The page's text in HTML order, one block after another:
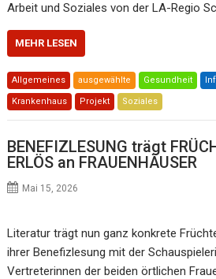
Arbeit und Soziales von der LA-Regio
MEHR LESEN
Allgemeines ausgewählte Gesundheit
Krankenhaus Projekt Soziales
BENEFIZLESUNG trägt
ERLÖS an FRAUENHÄUSER
Mai 15, 2026
Literatur trägt nun ganz konkrete
ihrer Benefizlesung mit der
Vertreterinnen der beiden örtlichen